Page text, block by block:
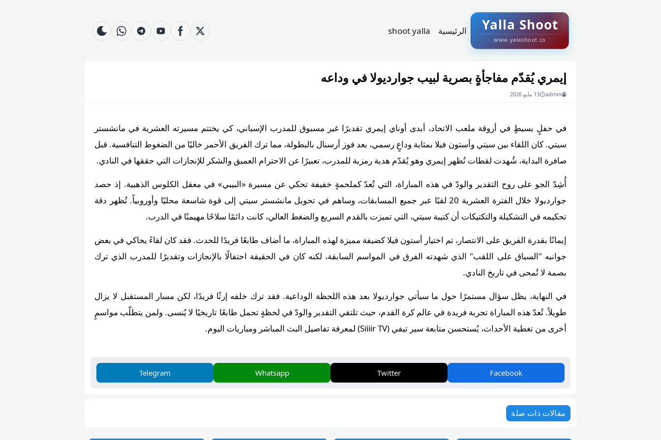
Yalla Shoot
www.yalashoot.co
الرئيسية shoot yalla
twitter
facebook
youtube
telegram
whatsapp
skin
إيمري يُقدّم مفاجأةٍ بصرية لبيب جوارديولا في وداعه
admin 13 مايو 2026
في حفلٍ بسيطٍ في أروقة ملعب الاتحاد، أبدى أوناي إيمري تقديرًا غير مسبوق للمدرب الإسباني، كي يختتم مسيرته العشرية في مانشستر
سيتي. كان اللقاء بين سيتي وأستون فيلا بمثابة وداعٍ رسمي، بعد فوز أرسنال بالبطولة، مما ترك الفريق الأحمر خاليًا من الضغوط التنافسية. قبل
صافرة البداية، شُهدت لقطات تُظهر إيمري وهو يُقدّم هدية رمزية للمدرب، تعبيرًا عن الاحترام العميق والشكر للإنجازات التي حققها في النادي.
أُشِدّ الجو على روح التقدير والودّ في هذه المباراة، التي تُعدّ كملحمةٍ خفيفة تحكي عن مسيرة «البيبي» في معقل الكلوس الذهبية. إذ حصد
جوارديولا خلال الفترة العشرية 20 لقبًا عبر جميع المسابقات، وساهم في تحويل مانشستر سيتي إلى قوة شاسعة محليًا وأوروبياً. تُظهر دقة
تحكيمه في التشكيلة والتكتيكات أن كتيبة سيتي، التي تميزت بالقدم السريع والضغط العالي، كانت دائمًا سلاحًا مهيمنًا في الدرب.
إيمانًا بقدرة الفريق على الانتصار، تم اختيار أستون فيلا كضيفة مميزة لهذه المباراة، ما أضاف طابعًا فريدًا للحدث. فقد كان لقاءً يحاكي في بعض
جوانبه "السباق على اللقب" الذي شهدته الفرق في المواسم السابقة، لكنه كان في الحقيقة احتفالًا بالإنجازات وتقديرًا للمدرب الذي ترك
بصمة لا تُمحى في تاريخ النادي.
في النهاية، يظل سؤال مستمرًا حول ما سيأتي جوارديولا بعد هذه اللحظة الوداعية. فقد ترك خلفه إرثًا فريدًا، لكن مسار المستقبل لا يزال
طويلاً. تُعدّ هذه المباراة تجربة فريدة في عالم كرة القدم، حيث تلتقي التقدير والودّ في لحظةٍ تحمل طابعًا تاريخيًا لا يُنسى. ولمن يتطلّب مواسمٍ
أخرى من تغطية الأحداث، يُستحسن متابعة سير تيفي (Siiiir TV) لمعرفة تفاصيل البث المباشر ومباريات اليوم.
Facebook
Twitter
Whatsapp
Telegram
مقالات ذات صلة